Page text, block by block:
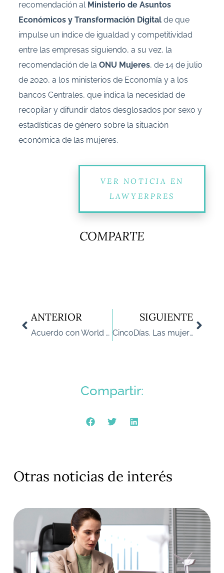
recomendación al Ministerio de Asuntos
Económicos y Transformación Digital de que
impulse un índice de igualdad y competitividad
entre las empresas siguiendo, a su vez, la
recomendación de la ONU Mujeres, de 14 de julio
de 2020, a los ministerios de Economía y a los
bancos Centrales, que indica la necesidad de
recopilar y difundir datos desglosados por sexo y
estadísticas de género sobre la situación
económica de las mujeres.
VER NOTICIA EN
LAWYERPRES
COMPARTE
ANTERIOR
Acuerdo con World Compliance Association para promover talento femenino
SIGUIENTE
CincoDías. Las mujeres sufren una doble penalización por la covid-19
Compartir:
Otras noticias de interés